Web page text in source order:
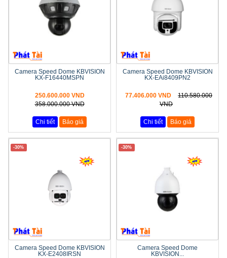
Camera Speed Dome KBVISION
KX-F16440MSPN
250.600.000 VND
358.000.000 VND
Chi tiết Báo giá
Camera Speed Dome KBVISION
KX-EAi8409PN2
77.406.000 VND
110.580.000
VND
Chi tiết Báo giá
-30%
Camera Speed Dome KBVISION
KX-E2408IRSN
-30%
Camera Speed Dome
KBVISION...